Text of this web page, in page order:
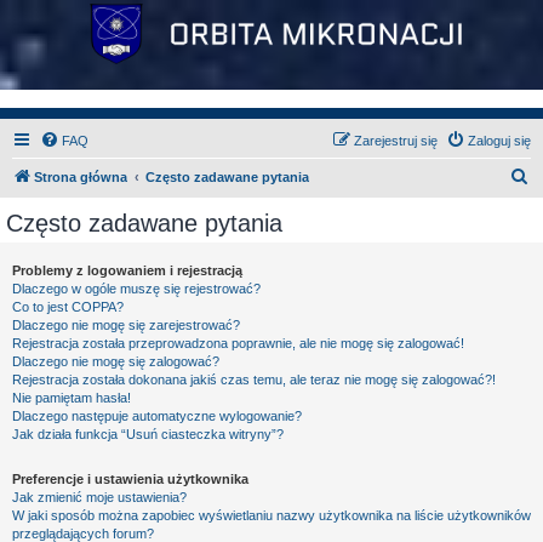
FAQ Zaloguj się
Zarejestruj się
Strona główna Często zadawane pytania
Często zadawane pytania
Problemy z logowaniem i rejestracją
Dlaczego w ogóle muszę się rejestrować?
Co to jest COPPA?
Dlaczego nie mogę się zarejestrować?
Rejestracja została przeprowadzona poprawnie, ale nie mogę się zalogować!
Dlaczego nie mogę się zalogować?
Rejestracja została dokonana jakiś czas temu, ale teraz nie mogę się zalogować?!
Nie pamiętam hasła!
Dlaczego następuje automatyczne wylogowanie?
Jak działa funkcja “Usuń ciasteczka witryny”?
Preferencje i ustawienia użytkownika
Jak zmienić moje ustawienia?
W jaki sposób można zapobiec wyświetlaniu nazwy użytkownika na liście użytkowników
przeglądających forum?